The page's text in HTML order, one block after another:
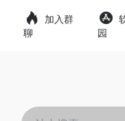
加入群
聊
园